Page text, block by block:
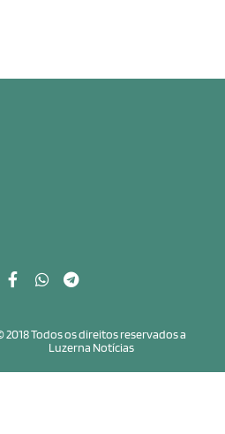
2018 Todos os direitos reservados a
Luzerna Notícias